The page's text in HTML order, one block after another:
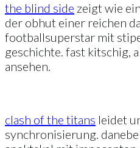
the blind side zeigt wie
der obhut einer reichen
footballsuperstar mit
geschichte. fast kitschig,
ansehen.
clash of the titans leidet
synchronisierung.